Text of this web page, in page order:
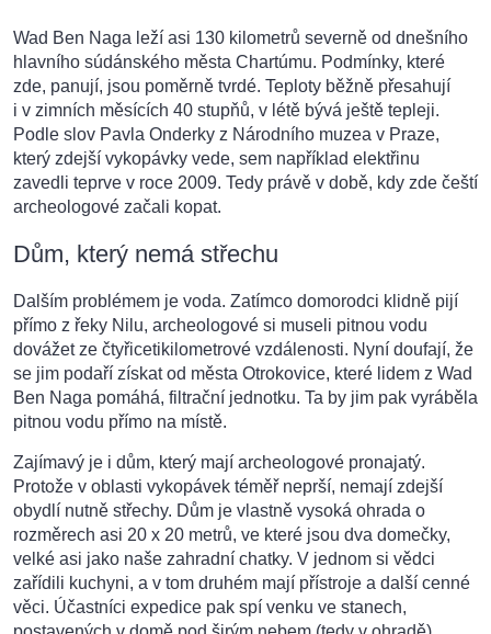
Wad Ben Naga leží asi 130 kilometrů severně od dnešního
hlavního súdánského města Chartúmu. Podmínky, které
zde, panují, jsou poměrně tvrdé. Teploty běžně přesahují
i v zimních měsících 40 stupňů, v létě bývá ještě tepleji.
Podle slov Pavla Onderky z Národního muzea v Praze,
který zdejší vykopávky vede, sem například elektřinu
zavedli teprve v roce 2009. Tedy právě v době, kdy zde čeští
archeologové začali kopat.
Dům, který nemá střechu
Dalším problémem je voda. Zatímco domorodci klidně pijí
přímo z řeky Nilu, archeologové si museli pitnou vodu
dovážet ze čtyřicetikilometrové vzdálenosti. Nyní doufají, že
se jim podaří získat od města Otrokovice, které lidem z Wad
Ben Naga pomáhá, filtrační jednotku. Ta by jim pak vyráběla
pitnou vodu přímo na místě.
Zajímavý je i dům, který mají archeologové pronajatý.
Protože v oblasti vykopávek téměř neprší, nemají zdejší
obydlí nutně střechy. Dům je vlastně vysoká ohrada o
rozměrech asi 20 x 20 metrů, ve které jsou dva domečky,
velké asi jako naše zahradní chatky. V jednom si vědci
zařídili kuchyni, a v tom druhém mají přístroje a další cenné
věci. Účastníci expedice pak spí venku ve stanech,